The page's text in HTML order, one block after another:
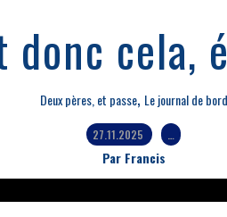
donc cela,
Deux pères, et passe, Le journal de bord
27.11.2025
Par Francis